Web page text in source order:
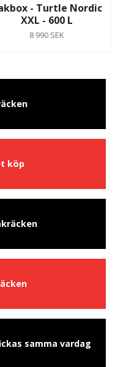
- Turtle Nordic
XXL - 600 L
8 990 SEK
köp
samma vardag